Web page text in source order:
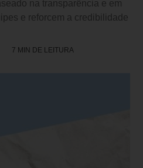
na transparência e em
e reforcem a credibilidade
7 MIN DE LEITURA